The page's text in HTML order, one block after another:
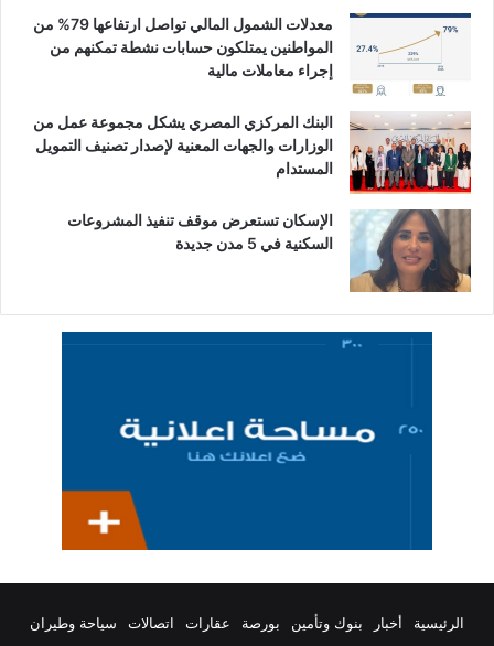
معدلات الشمول المالي تواصل ارتفاعها 79% من
المواطنين يمتلكون حسابات نشطة تمكنهم من
إجراء معاملات مالية
البنك المركزي المصري يشكل مجموعة عمل من
الوزارات والجهات المعنية لإصدار تصنيف التمويل
المستدام
الإسكان تستعرض موقف تنفيذ المشروعات
السكنية في 5 مدن جديدة
الرئيسية أخبار بنوك وتأمين بورصة عقارات اتصالات سياحة وطيران